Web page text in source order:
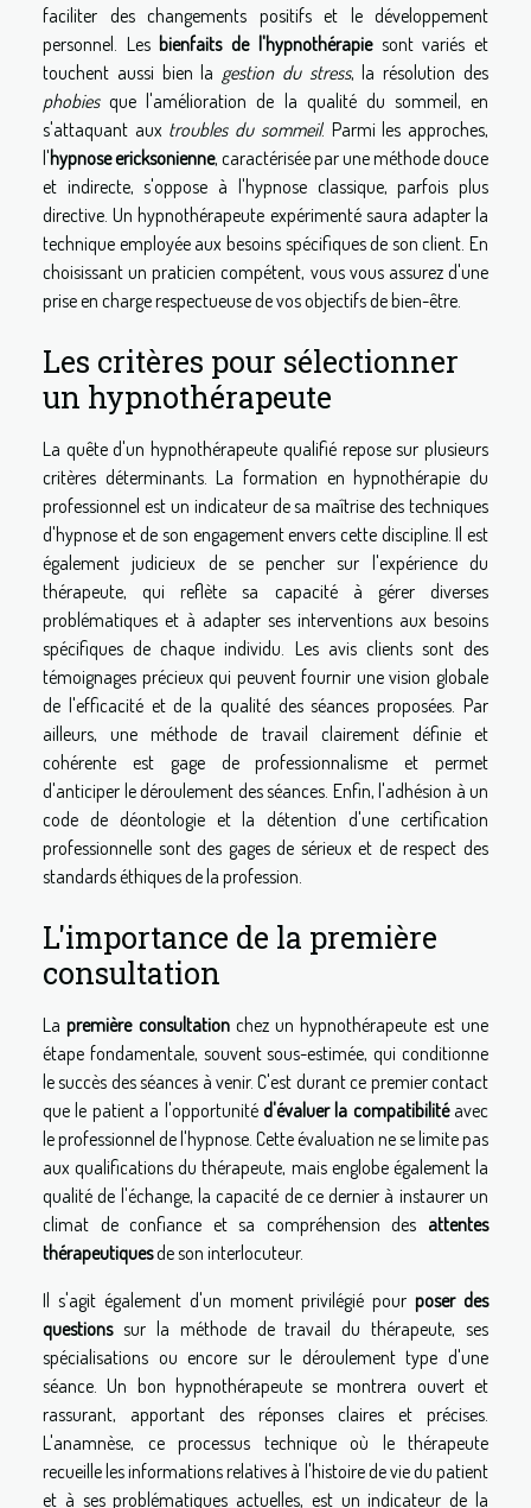
faciliter des changements positifs et le développement
personnel. Lesbienfaits de l'hypnothérapiesont variés et
touchent aussi bien la gestion du stress, la résolution des
phobiesque l'amélioration de la qualité du sommeil, en
s'attaquant aux troubles du sommeil. Parmi les approches,
l'hypnose ericksonienne, caractérisée par une méthode douce
et indirecte, s'oppose à l'hypnose classique, parfois plus
directive. Un hypnothérapeute expérimenté saura adapter la
technique employée aux besoins spécifiques de son client. En
choisissant un praticien compétent, vous vous assurez d'une
prise en charge respectueuse de vos objectifs de bien-être.
Les critères pour sélectionner
un hypnothérapeute
La quête d'un hypnothérapeute qualifié repose sur plusieurs
critères déterminants. La formation en hypnothérapie du
professionnel est un indicateur de sa maîtrise des techniques
d'hypnose et de son engagement envers cette discipline. Il est
également judicieux de se pencher sur l'expérience du
thérapeute, qui reflète sa capacité à gérer diverses
problématiques et à adapter ses interventions aux besoins
spécifiques de chaque individu. Les avis clients sont des
témoignages précieux qui peuvent fournir une vision globale
de l'efficacité et de la qualité des séances proposées. Par
ailleurs, une méthode de travail clairement définie et
cohérente est gage de professionnalisme et permet
d'anticiper le déroulement des séances. Enfin, l'adhésion à un
code de déontologie et la détention d'une certification
professionnelle sont des gages de sérieux et de respect des
standards éthiques de la profession.
L'importance de la première
consultation
Lapremière consultationchez un hypnothérapeute est une
étape fondamentale, souvent sous-estimée, qui conditionne
le succès des séances à venir. C'est durant ce premier contact
que le patient a l'opportunité d'évaluer la compatibilitéavec
le professionnel de l'hypnose. Cette évaluation ne se limite pas
aux qualifications du thérapeute, mais englobe également la
qualité de l'échange, la capacité de ce dernier à instaurer un
climat de confiance et sa compréhension des attentes
thérapeutiquesde son interlocuteur.
Il s'agit également d'un moment privilégié pourposer des
questionssur la méthode de travail du thérapeute, ses
spécialisations ou encore sur le déroulement type d'une
séance. Un bon hypnothérapeute se montrera ouvert et
rassurant, apportant des réponses claires et précises.
L'anamnèse, ce processus technique où le thérapeute
recueille les informations relatives à l'histoire de vie du patient
et à ses problématiques actuelles, est un indicateur de la